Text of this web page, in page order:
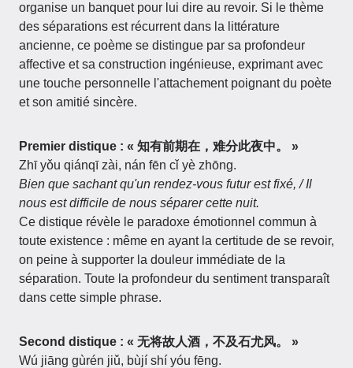
organise un banquet pour lui dire au revoir. Si le thème
des séparations est récurrent dans la littérature
ancienne, ce poème se distingue par sa profondeur
affective et sa construction ingénieuse, exprimant avec
une touche personnelle l'attachement poignant du poète
et son amitié sincère.
Premier distique : « 知有前期在，难分此夜中。 »
Zhī yǒu qiánqī zài, nán fēn cǐ yè zhōng.
Bien que sachant qu'un rendez-vous futur est fixé, / Il
nous est difficile de nous séparer cette nuit.
Ce distique révèle le paradoxe émotionnel commun à
toute existence : même en ayant la certitude de se revoir,
on peine à supporter la douleur immédiate de la
séparation. Toute la profondeur du sentiment transparaît
dans cette simple phrase.
Second distique : « 无将故人酒，不及石尤风。 »
Wú jiāng gùrén jiǔ, bùjí shí yóu fēng.